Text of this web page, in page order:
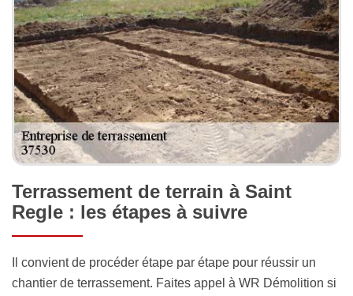
Terrassement de terrain à Saint
Regle : les étapes à suivre
Il convient de procéder étape par étape pour réussir un
chantier de terrassement. Faites appel à WR Démolition si